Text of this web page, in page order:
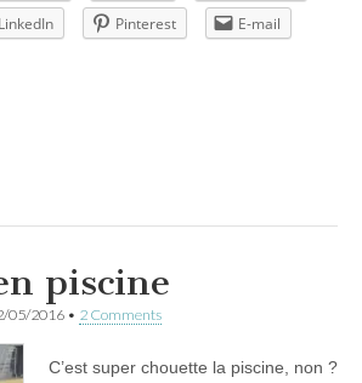
LinkedIn Pinterest
E-mail
piscine
05/2016 • 2 Comments
C’est super chouette la piscine, non ?